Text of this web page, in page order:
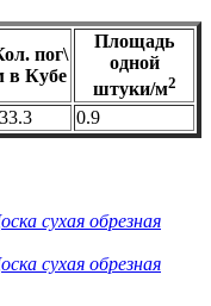
пог\
в Кубе
Площадь
одной
штуки/м2
0.9
сухая обрезная
сухая обрезная